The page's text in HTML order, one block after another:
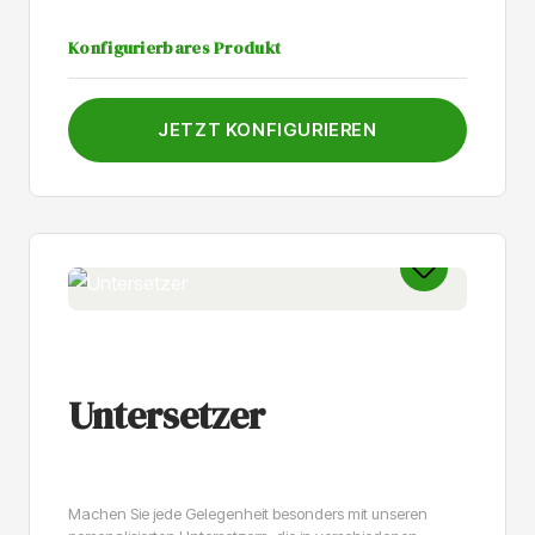
Konfigurierbares Produkt
JETZT KONFIGURIEREN
Untersetzer
Machen Sie jede Gelegenheit besonders mit unseren